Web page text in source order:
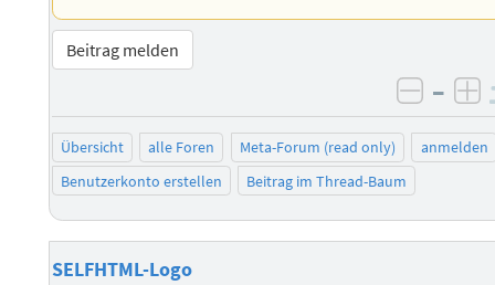
Beitrag melden
–
Übersicht alle Foren Meta-Forum (read only)
anmelden
Benutzerkonto erstellen
Beitrag im Thread-Baum
SELFHTML-Logo